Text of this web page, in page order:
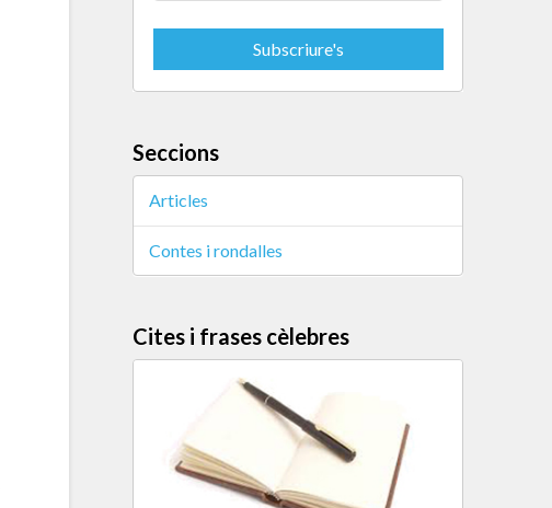
Seccions
Articles
Contes i rondalles
Cites i frases cèlebres